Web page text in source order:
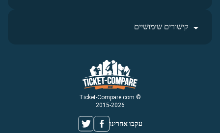
© Ticket-Compare.com
2015-2026
עקבו אחרינו
קישורים שימושיים